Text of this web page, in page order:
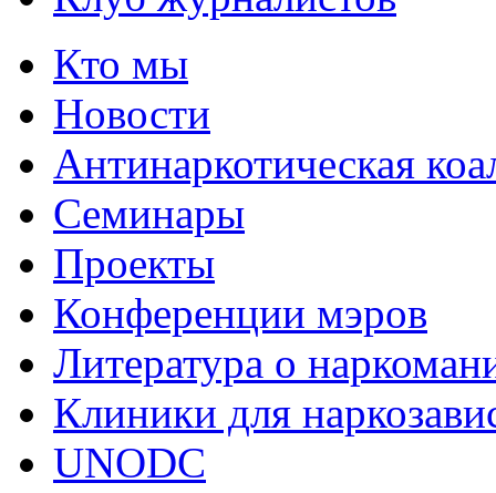
Кто мы
Новости
Антинаркотическая
Семинары
Проекты
Конференции мэров
Литература о
Клиники для
UNODC